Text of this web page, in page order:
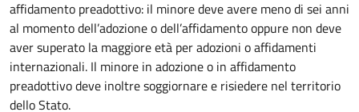
affidamento preadottivo: il minore deve avere meno di sei anni
al momento dell’adozione o dell’affidamento oppure non deve
aver superato la maggiore età per adozioni o affidamenti
internazionali. Il minore in adozione o in affidamento
preadottivo deve inoltre soggiornare e risiedere nel territorio
dello Stato.